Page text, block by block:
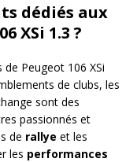
dédiés aux
XSi 1.3 ?
Peugeot 106 XSi
de clubs, les
sont des
passionnés et
de rallye et les
les performances